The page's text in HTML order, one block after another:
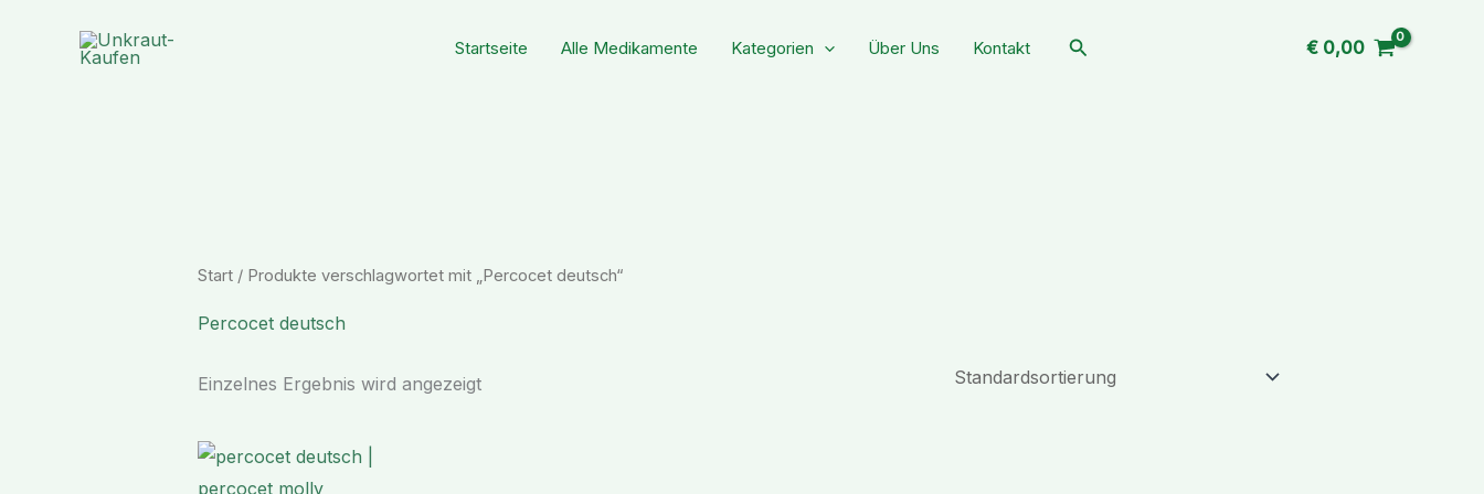
Startseite Alle Medikamente Kategorien Über Uns Kontakt Suchen €0,00
Start/ Produkte verschlagwortet mit „Percocet deutsch“
Percocet deutsch
Einzelnes Ergebnis wird angezeigt
Preisspanne:
€ 158,90